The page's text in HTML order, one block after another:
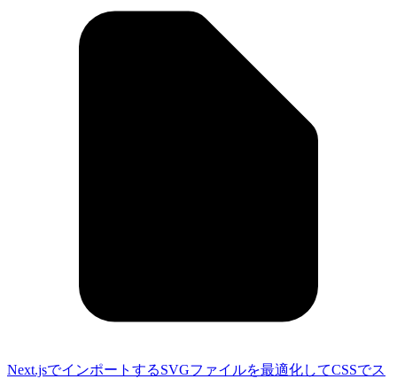
Next.jsでインポートするSVGファイルを最適化してCSSでス